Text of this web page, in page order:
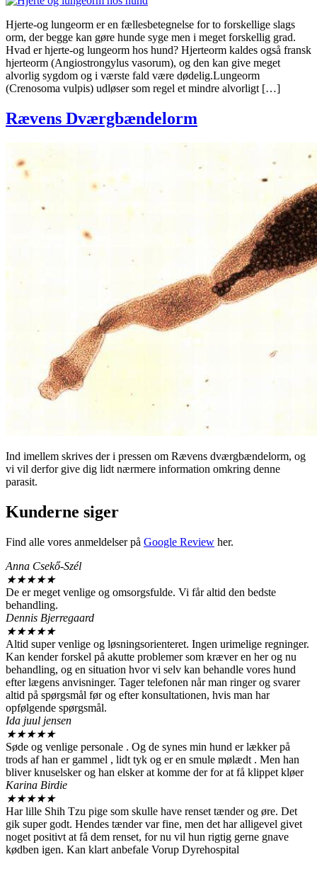
Hjerte-og lungeorm er en fællesbetegnelse for to forskellige slags
orm, der begge kan gøre hunde syge men i meget forskellig grad.
Hvad er hjerte-og lungeorm hos hund? Hjerteorm kaldes også fransk
hjerteorm (Angiostrongylus vasorum), og den kan give meget
alvorlig sygdom og i værste fald være dødelig.Lungeorm
(Crenosoma vulpis) udløser som regel et mindre alvorligt […]
Rævens Dværgbændelorm
Ind imellem skrives der i pressen om Rævens dværgbændelorm, og
vi vil derfor give dig lidt nærmere information omkring denne
parasit.
Kunderne siger
Find alle vores anmeldelser på Google Review her.
Anna Csekő-Szél
★★★★★
De er meget venlige og omsorgsfulde. Vi får altid den bedste
behandling.
Dennis Bjerregaard
★★★★★
Altid super venlige og løsningsorienteret. Ingen urimelige regninger.
Kan kender forskel på akutte problemer som kræver en her og nu
behandling, og en situation hvor vi selv kan behandle vores hund
efter lægens anvisninger. Tager telefonen når man ringer og svarer
altid på spørgsmål før og efter konsultationen, hvis man har
opfølgende spørgsmål.
Ida juul jensen
★★★★★
Søde og venlige personale . Og de synes min hund er lækker på
trods af han er gammel , lidt tyk og er en smule mølædt . Men han
bliver knuselsker og han elsker at komme der for at få klippet kløer
Karina Birdie
★★★★★
Har lille Shih Tzu pige som skulle have renset tænder og øre. Det
gik super godt. Hendes tænder var fine, men det har alligevel givet
noget positivt at få dem renset, for nu vil hun rigtig gerne gnave
kødben igen. Kan klart anbefale Vorup Dyrehospital